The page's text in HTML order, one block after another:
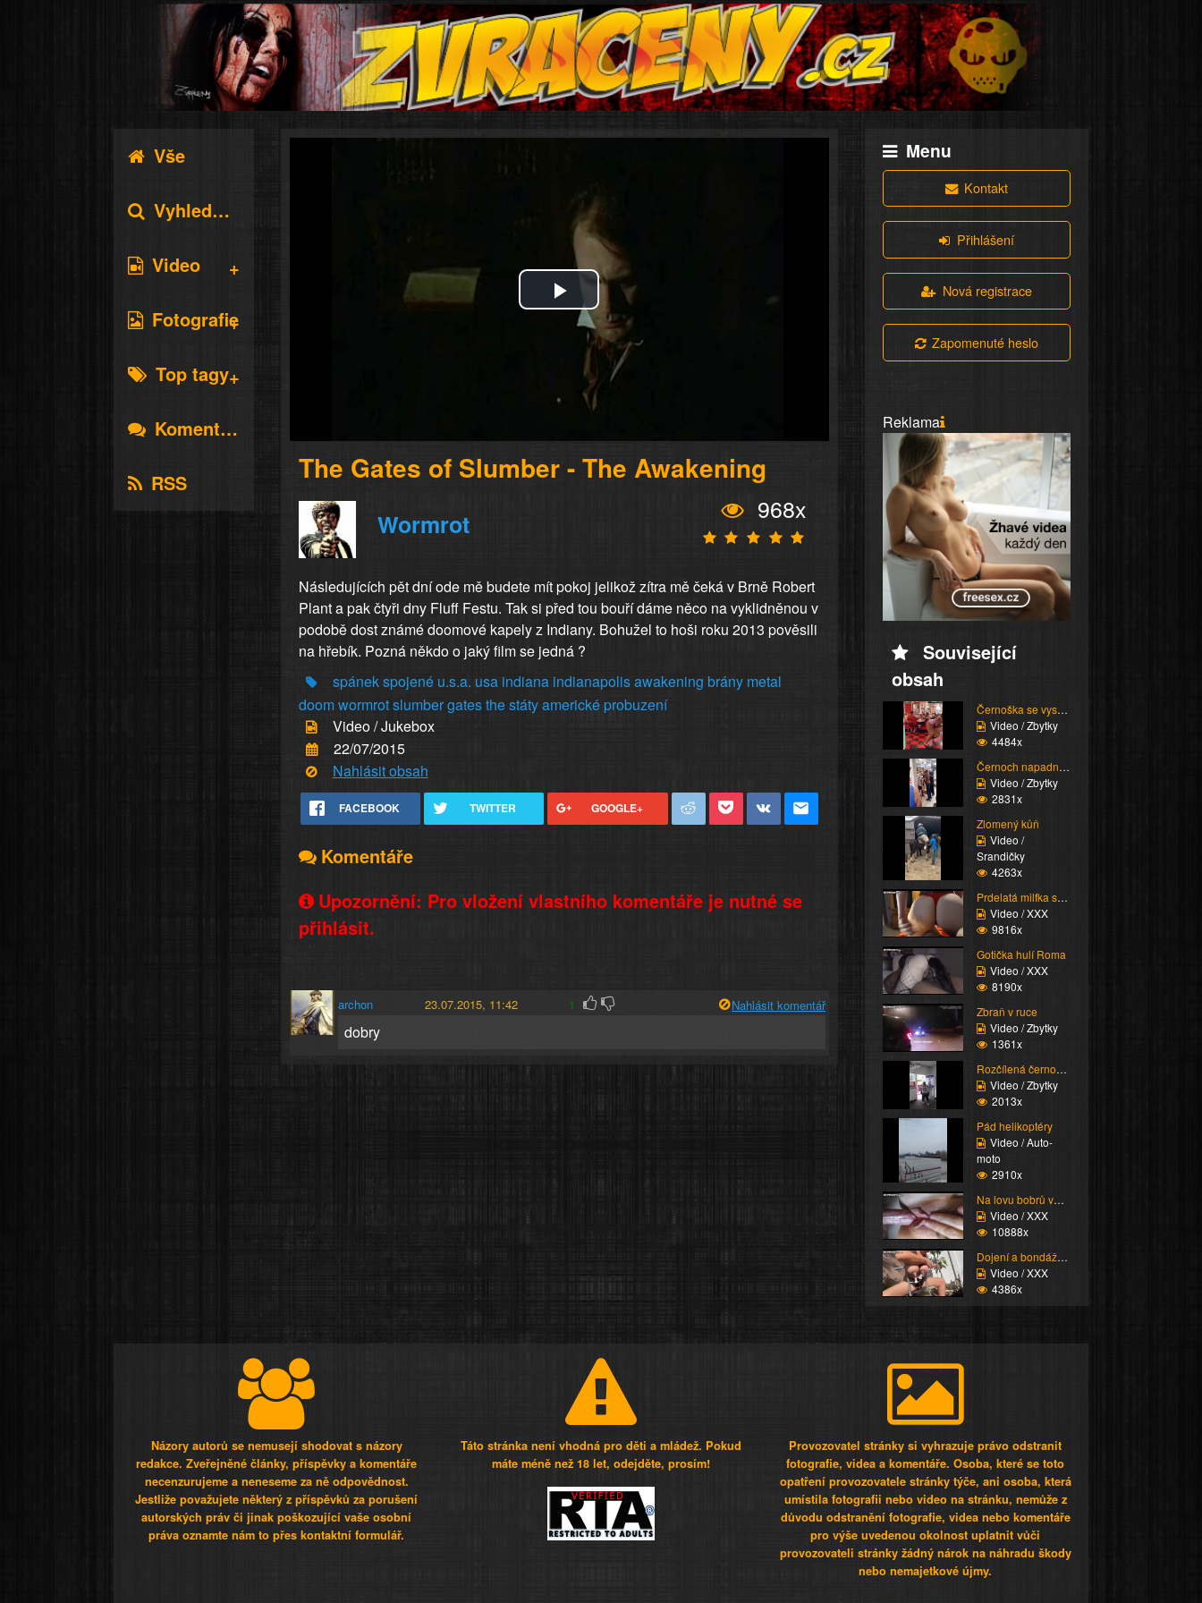
Vše
Vyhledávání
Video
Fotografie
Top tagy
Komentáře
RSS
Play
Video
The Gates of Slumber - The Awakening
Wormrot
968x
Následujících pět dní ode mě budete mít pokoj jelikož zítra mě čeká v Brně Robert
Plant a pak čtyři dny Fluff Festu. Tak si před tou bouří dáme něco na vyklidněnou v
podobě dost známé doomové kapely z Indiany. Bohužel to hoši roku 2013 pověsili
na hřebík. Pozná někdo o jaký film se jedná ?
spánekspojené u.s.a. usa indiana indianapolisawakening brány metal
doomwormrotslumbergatesthestátyamericképrobuzení
Video / Jukebox
22/07/2015
Nahlásit obsah
FACEBOOK TWITTER GOOGLE+
Komentáře
Upozornění: Pro vložení vlastního komentáře je nutné se
přihlásit.
archon 23.07.2015, 11:42 1 Nahlásit komentář
dobry
Menu
Kontakt
Přihlášení
Nová registrace
Zapomenuté heslo
Reklama
Související
obsah
Černoška se vysmívá hu...
Video / Zbytky
4484x
Černoch napadne stařen...
Video / Zbytky
2831x
Zlomený kůň
Video /
Srandičky
4263x
Prdelatá milfka si ose...
Video / XXX
9816x
Gotička hulí Roma
Video / XXX
8190x
Zbraň v ruce
Video / Zbytky
1361x
Rozčílená černoška
Video / Zbytky
2013x
Pád helikoptéry
Video / Auto-
moto
2910x
Na lovu bobrů vol.76
Video / XXX
10888x
Dojení a bondáž vemen
Video / XXX
4386x
Názory autorů se nemusejí shodovat s názory
redakce. Zveřejněné články, příspěvky a komentáře
necenzurujeme a neneseme za ně odpovědnost.
Jestliže považujete některý z příspěvků za porušení
autorských práv či jinak poškozující vaše osobní
práva oznamte nám to přes kontaktní formulář.
Táto stránka není vhodná pro děti a mládež. Pokud
máte méně než 18 let, odejděte, prosím!
Provozovatel stránky si vyhrazuje právo odstranit
fotografie, videa a komentáře. Osoba, které se toto
opatření provozovatele stránky týče, ani osoba, která
umístila fotografii nebo video na stránku, nemůže z
důvodu odstranění fotografie, videa nebo komentáře
pro výše uvedenou okolnost uplatnit vůči
provozovateli stránky žádný nárok na náhradu škody
nebo nemajetkové újmy.